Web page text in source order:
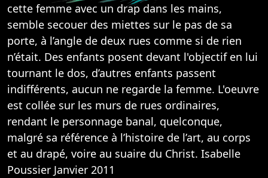
cette femme avec un drap dans les mains,
semble secouer des miettes sur le pas de sa
porte, à l’angle de deux rues comme si de rien
n’était. Des enfants posent devant l'objectif en lui
tournant le dos, d’autres enfants passent
indifférents, aucun ne regarde la femme. L'oeuvre
est collée sur les murs de rues ordinaires,
rendant le personnage banal, quelconque,
malgré sa référence à l’histoire de l’art, au corps
et au drapé, voire au suaire du Christ. Isabelle
Poussier Janvier 2011